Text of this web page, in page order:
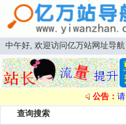
中午好, 欢迎访问亿万站网址导航
公告：
查询搜索